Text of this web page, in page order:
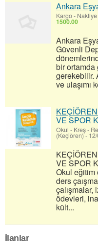
Ankara
Kargo - Nakliye
1500.00
Ankara
Güvenli
bir
gerekebilir.
ve ulaşımı
VE SPOR
Okul - Kreş -
(Keçiören) -
VE SPOR
Okul eğitim
ders
çalışmalar,
ödevleri,
kült...
İlanlar